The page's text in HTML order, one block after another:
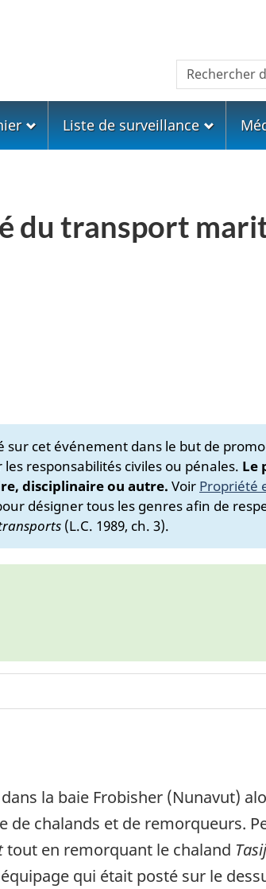
Rechercher
Liste de surveillance
du transport
sur cet événement dans le but de
responsabilités civiles ou pénales. Le
disciplinaire ou autre. Voir Propriété
désigner tous les genres afin de
(L.C. 1989, ch. 3).
la baie Frobisher (Nunavut)
chalands et de remorqueurs.
tout en remorquant le chaland
qui était posté sur le